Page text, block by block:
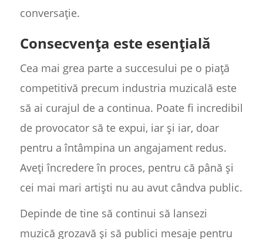
conversație.
Consecvența este esențială
Cea mai grea parte a succesului pe o piață
competitivă precum industria muzicală este
să ai curajul de a continua. Poate fi incredibil
de provocator să te expui, iar și iar, doar
pentru a întâmpina un angajament redus.
Aveți încredere în proces, pentru că până și
cei mai mari artiști nu au avut cândva public.
Depinde de tine să continui să lansezi
muzică grozavă și să publici mesaje pentru